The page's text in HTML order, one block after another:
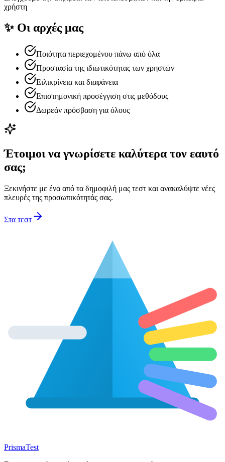
χρήστη
✨ Οι αρχές μας
Ποιότητα περιεχομένου πάνω από όλα
Προστασία της ιδιωτικότητας των χρηστών
Ειλικρίνεια και διαφάνεια
Επιστημονική προσέγγιση στις μεθόδους
Δωρεάν πρόσβαση για όλους
Έτοιμοι να γνωρίσετε καλύτερα τον εαυτό
σας;
Ξεκινήστε με ένα από τα δημοφιλή μας τεστ και ανακαλύψτε νέες
πλευρές της προσωπικότητάς σας.
Στα τεστ
PrismaTest